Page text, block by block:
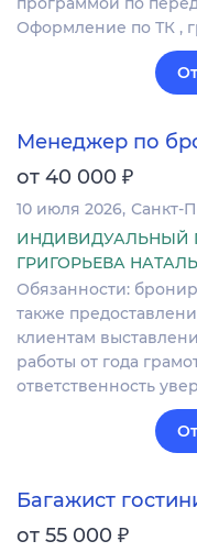
Оформление по ТК ,
Менеджер по
от 40 000 ₽
10 июля 2026 Санкт-
ИНДИВИДУАЛЬНЫЙ
ГРИГОРЬЕВА
Обязанности:
также
клиентам
работы от года
ответственность
Багажист
от 55 000 ₽